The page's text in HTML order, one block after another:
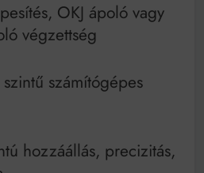
OKJ ápoló vagy
végzettség
számítógépes
hozzáállás, precizitás,